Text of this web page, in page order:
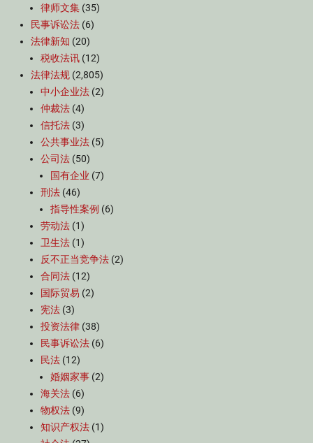
律师文集 (35)
民事诉讼法 (6)
法律新知 (20)
税收法讯 (12)
法律法规 (2,805)
中小企业法 (2)
仲裁法 (4)
信托法 (3)
公共事业法 (5)
公司法 (50)
国有企业 (7)
刑法 (46)
指导性案例 (6)
劳动法 (1)
卫生法 (1)
反不正当竞争法 (2)
合同法 (12)
国际贸易 (2)
宪法 (3)
投资法律 (38)
民事诉讼法 (6)
民法 (12)
婚姻家事 (2)
海关法 (6)
物权法 (9)
知识产权法 (1)